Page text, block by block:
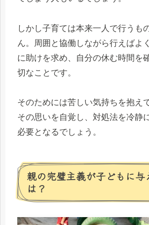
しかし子育ては本来一人で行うも
ん。周囲と協働しながら行えばよ
に助けを求め、自分の休む時間を
切なことです。
そのためには苦しい気持ちを抱え
その思いを自覚し、対処法を冷静
必要となるでしょう。
親の完璧主義が子どもに与
は？